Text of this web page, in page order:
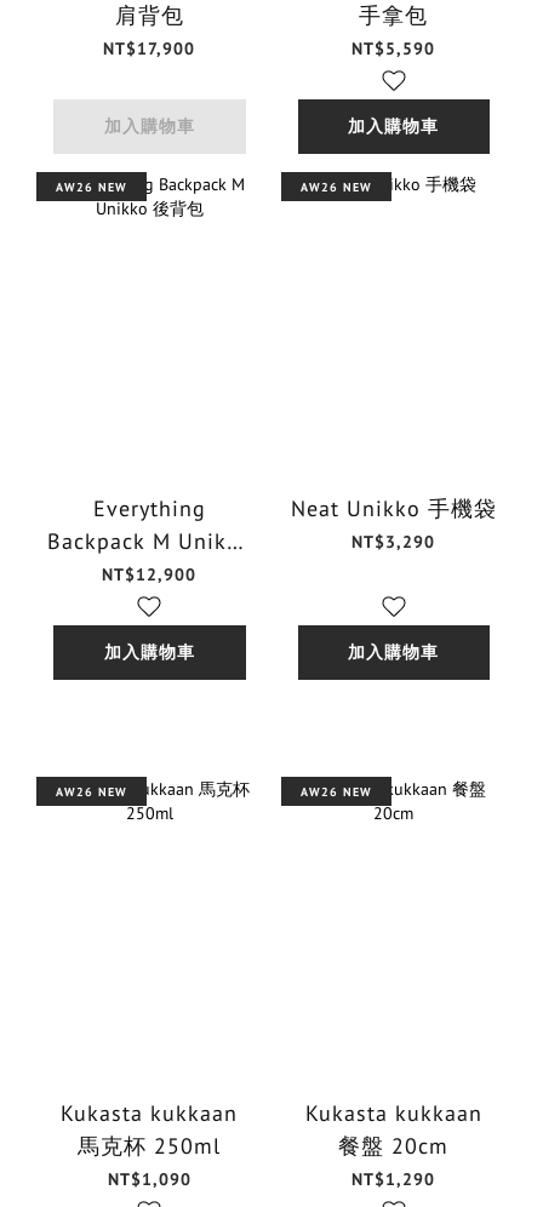
肩背包
NT$17,900
加入購物車
手拿包
NT$5,590
加入購物車
AW26 NEW
Everything
Backpack M Unikko
後背包
NT$12,900
加入購物車
AW26 NEW
Neat Unikko 手機袋
NT$3,290
加入購物車
AW26 NEW
Kukasta kukkaan
馬克杯 250ml
NT$1,090
AW26 NEW
Kukasta kukkaan
餐盤 20cm
NT$1,290